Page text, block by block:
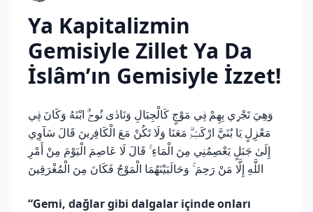
Ya Kapitalizmin
Gemisiyle Zillet Ya Da
İslâm’ın Gemisiyle İzzet!
وَهِيَ تَجْر۪ي بِهِمْ ف۪ي مَوْجٍ كَالْجِبَالِ وَنَادٰى نُوحٌۨ ابْنَهُ وَكَانَ ف۪ي
مَعْزِلٍ يَا بُنَيَّ ارْكَبْۭۗ مَعَنَا وَلَا تَكُنْ مَعَ الْكَافِر۪ينَ قَالَ سَآوِي
إِلَىٰ جَبَلٍ يَعْصِمُنِي مِنَ الْمَاءِ ۚ قَالَ لَا عَاصِمَ الْيَوْمَ مِنْ أَمْرِ
اللَّهِ إِلَّا مَنْ رَحِمَ ۚ وَحَالَبَيْنَهُمَا الْمَوْجُ فَكَانَ مِنَ الْمُغْرَقِينَ
“Gemi, dağlar gibi dalgalar içinde onları